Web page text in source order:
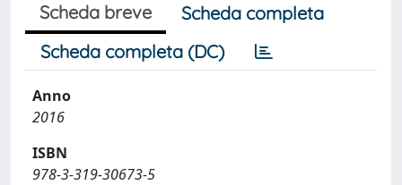
Scheda breve
Scheda completa
Scheda completa (DC)
Anno
2016
ISBN
978-3-319-30673-5